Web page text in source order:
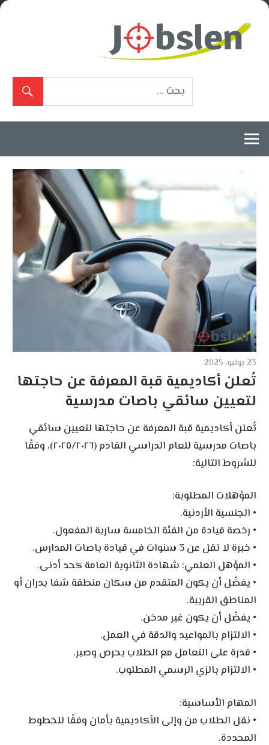
Skip
23 يوليو، 2025
تُعلن أكاديمية قبة المعرفة عن حاجتها
لتعيين سائقي باصات مدرسية
تُعلن أكاديمية قبة المعرفة عن حاجتها لتعيين سائقي
باصات مدرسية للعام الدراسي القادم (٢٠٢٥/٢٠٢٦)، وفقًا
للشروط التالية:
المؤهلات المطلوبة:
• الجنسية الأردنية.
• رخصة قيادة من الفئة الخامسة سارية المفعول.
• خبرة لا تقل عن 3 سنوات في قيادة باصات المدارس.
• المؤهل العلمي: شهادة الثانوية العامة كحد أدنى.
• يفضّل أن يكون المتقدم من سكان منطقة شفا بدران أو
المناطق القريبة.
• يفضّل أن يكون غير مدخن.
• الالتزام بالمواعيد والدقة في العمل.
• قدرة على التعامل مع الطلاب بحرص وصبر.
• الالتزام بالزي الرسمي المطلوب.
المهام الأساسية:
• نقل الطلاب من وإلى الأكاديمية بأمان وفقًا للخطوط
المحددة.